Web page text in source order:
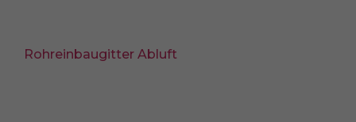
Rohreinbaugitter Abluft